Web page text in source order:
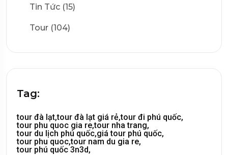
Tin Tức (15)
Tour (104)
Tag:
tour đà lạt,tour đà lạt giá rẻ,tour đi phú quốc,
tour phu quoc gia re,tour nha trang,
tour du lịch phú quốc,giá tour phú quốc,
tour phu quoc,tour nam du gia re,
tour phú quốc 3n3d,